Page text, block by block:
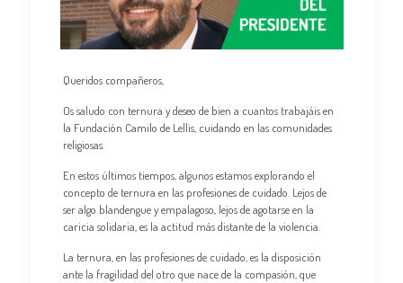
Queridos compañeros,
Os saludo con ternura y deseo de bien a cuantos trabajáis en
la Fundación Camilo de Lellis, cuidando en las comunidades
religiosas.
En estos últimos tiempos, algunos estamos explorando el
concepto de ternura en las profesiones de cuidado. Lejos de
ser algo blandengue y empalagoso, lejos de agotarse en la
caricia solidaria, es la actitud más distante de la violencia.
La ternura, en las profesiones de cuidado, es la disposición
ante la fragilidad del otro que nace de la compasión, que